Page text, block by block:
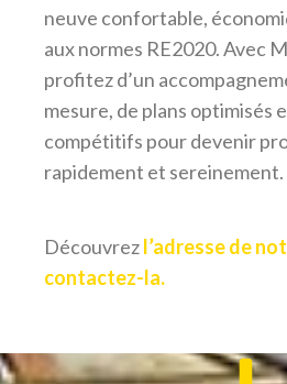
neuve confortable,
aux normes RE2020. Avec
profitez d’un
mesure, de plans optimisés
compétitifs pour devenir
rapidement et sereinement.
Découvrezl’adresse de
contactez-la.